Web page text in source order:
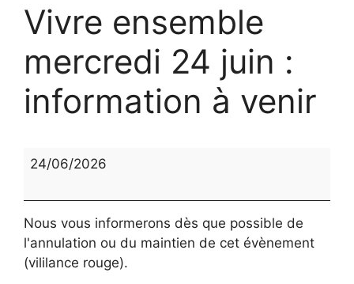
Vivre ensemble
mercredi 24 juin :
information à venir
Vivre
24
juin
:
information
24/06/2026
Nous vous informerons dès que possible de
l'annulation ou du maintien de cet évènement
(vililance rouge).